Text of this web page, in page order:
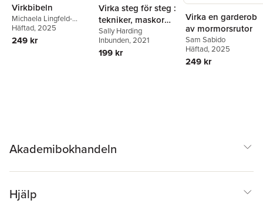
Virkbibeln
Michaela Lingfeld-
Hertner
Häftad, 2025
249 kr
Virka steg för steg :
tekniker, maskor
och mönster
Sally Harding
Inbunden, 2021
199 kr
Virka en garderob
av mormorsrutor
Sam Sabido
Häftad, 2025
249 kr
Akademibokhandeln
Hjälp